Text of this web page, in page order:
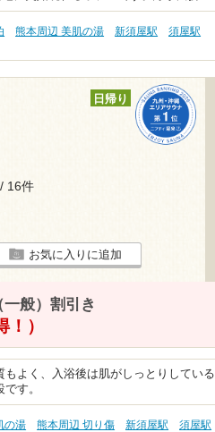
熊本周辺 美肌の湯 新須屋駅
須屋駅
日帰り
/ 16件
お気に入りに追加
般）割引き
）
よく、入浴後は肌がしっとりしている
す。
の湯 熊本周辺 切り傷 新須屋駅
須屋駅